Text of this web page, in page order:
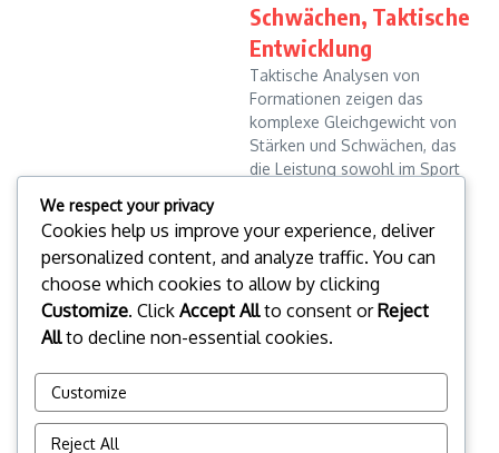
Schwächen, Taktische
Entwicklung
Taktische Analysen von
Formationen zeigen das
komplexe Gleichgewicht von
Stärken und Schwächen, das
die Leistung sowohl im Sport
die Untersuchung ...
Leo Donovan 20/01/2026
Read More
Read more
1 2
We respect your privacy
Cookies help us improve your experience, deliver
personalized content, and analyze traffic. You can
choose which cookies to allow by clicking
Customize. Click Accept Allto consent orReject
Allto decline non-essential cookies.
Customize
Reject All